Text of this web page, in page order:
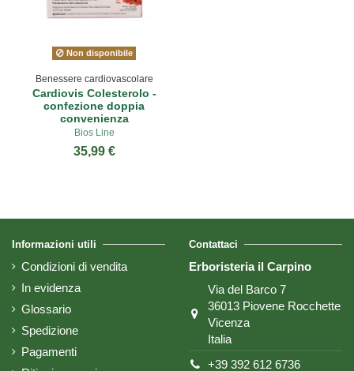
Non disponibile
Benessere cardiovascolare
Cardiovis Colesterolo -
confezione doppia
convenienza
Bios Line
35,99 €
Informazioni utili
Condizioni di vendita
In evidenza
Glossario
Spedizione
Pagamenti
Contattaci
Erboristeria il Carpino
Via del Barco 7
36013 Piovene Rocchette
Vicenza
Italia
+39 392 612 6736